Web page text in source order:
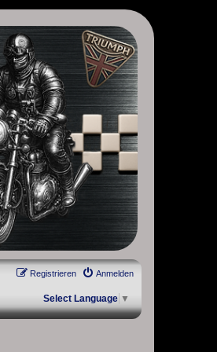
Street Scrambler, Street Twin,
Anmelden
Registrieren
Select Language ▼